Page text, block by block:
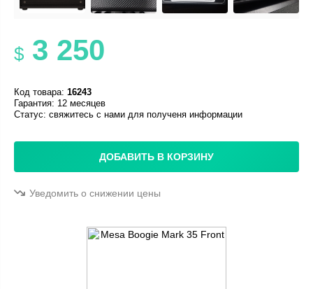
$ 3 250
Код товара: 16243
Гарантия: 12 месяцев
Статус: свяжитесь с нами для полученя информации
ДОБАВИТЬ В КОРЗИНУ
Уведомить о снижении цены